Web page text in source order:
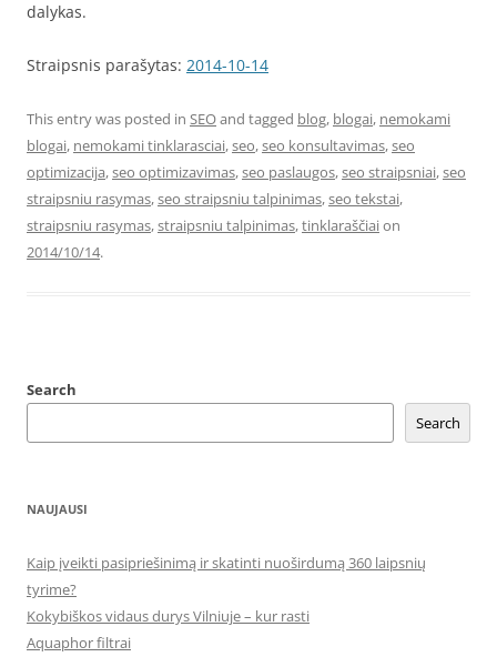
dalykas.
Straipsnis parašytas: 2014-10-14
This entry was posted in SEOand tagged blog, blogai, nemokami
blogai, nemokami tinklarasciai,seo,seo konsultavimas,seo
optimizacija,seo optimizavimas,seo paslaugos,seo straipsniai,seo
straipsniu rasymas,seo straipsniu talpinimas,seo tekstai,
straipsniu rasymas,straipsniu talpinimas,tinklaraščiaion
2014/10/14.
Search
Search
NAUJAUSI
Kaip įveikti pasipriešinimą ir skatinti nuoširdumą 360 laipsnių
tyrime?
Kokybiškos vidaus durys Vilniuje – kur rasti
Aquaphor filtrai